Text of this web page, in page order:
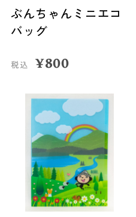
ぶんちゃんミニエコ
バッグ
税込 ¥800